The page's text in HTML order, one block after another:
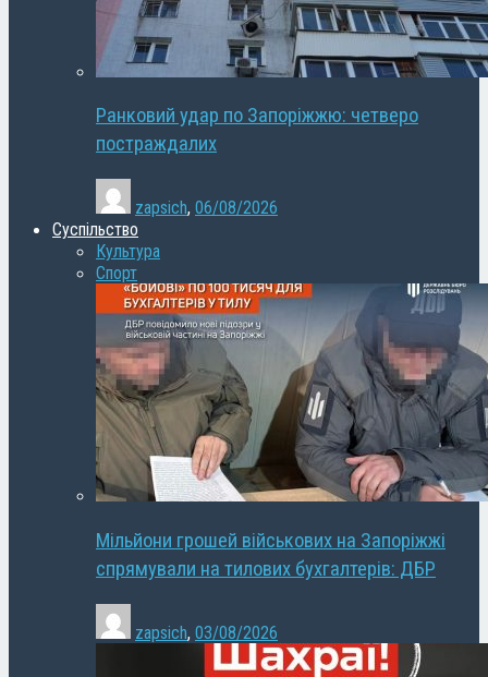
Ранковий удар по Запоріжжю: четверо
постраждалих
zapsich, 06/08/2026
Суспільство
Культура
Спорт
Мільйони грошей військових на Запоріжжі
спрямували на тилових бухгалтерів: ДБР
zapsich, 03/08/2026